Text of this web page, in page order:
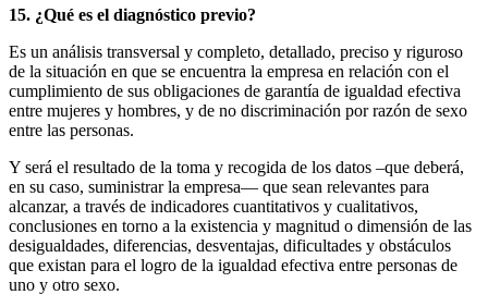
15. ¿Qué es el diagnóstico previo?
Es un análisis transversal y completo, detallado, preciso y riguroso
de la situación en que se encuentra la empresa en relación con el
cumplimiento de sus obligaciones de garantía de igualdad efectiva
entre mujeres y hombres, y de no discriminación por razón de sexo
entre las personas.
Y será el resultado de la toma y recogida de los datos –que deberá,
en su caso, suministrar la empresa— que sean relevantes para
alcanzar, a través de indicadores cuantitativos y cualitativos,
conclusiones en torno a la existencia y magnitud o dimensión de las
desigualdades, diferencias, desventajas, dificultades y obstáculos
que existan para el logro de la igualdad efectiva entre personas de
uno y otro sexo.